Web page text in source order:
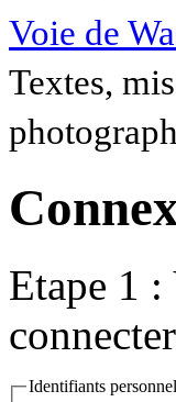
Voie de
Textes,
Etape 1
Identifiants